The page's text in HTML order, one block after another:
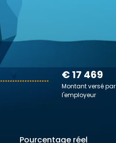
€ 17 469
Montant versé par
l'employeur
Pourcentage réel